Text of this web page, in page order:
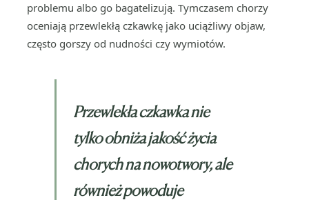
problemu albo go bagatelizują. Tymczasem chorzy
oceniają przewlekłą czkawkę jako uciążliwy objaw,
często gorszy od nudności czy wymiotów.
Przewlekła czkawka nie
tylko obniża jakość życia
chorych na nowotwory, ale
również powoduje